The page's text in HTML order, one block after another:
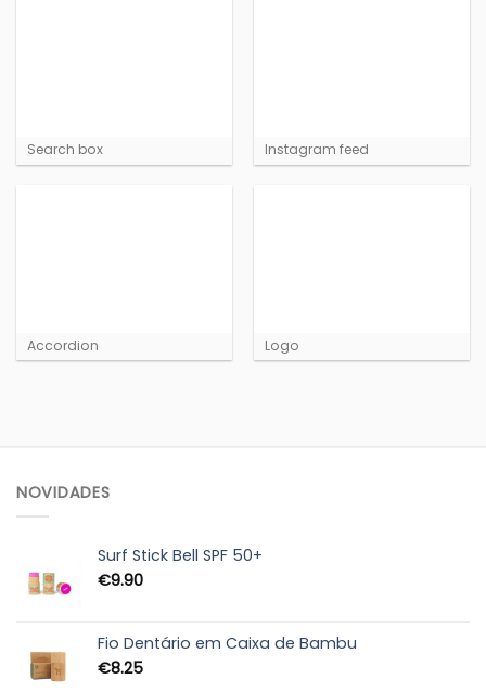
Search box Instagram feed
Accordion Logo
NOVIDADES
Surf Stick Bell SPF 50+
€9.90
Fio Dentário em Caixa de Bambu
€8.25